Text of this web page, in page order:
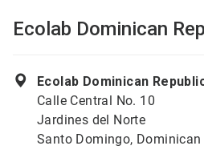
Ecolab Dominican
Ecolab Dominican
Calle Central No. 10
Jardines del Norte
Santo Domingo, Dominican